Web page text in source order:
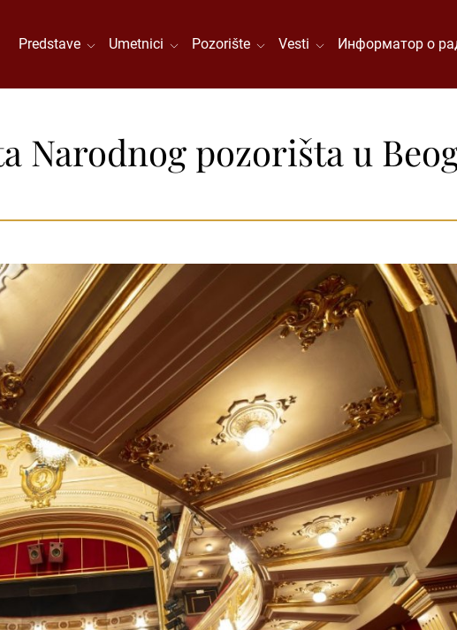
Predstave Umetnici Pozorište Vesti Информатор о
Narodnog pozorišta u